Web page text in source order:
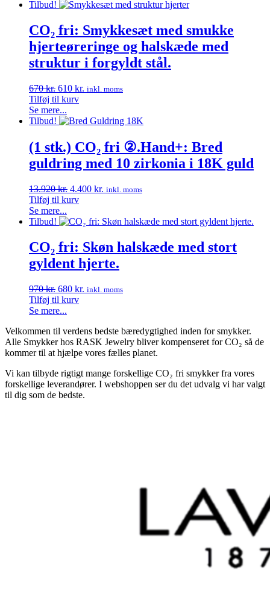
var:
er:
Tilbud!
CO₂ fri: Smykkesæt med smukke
hjerteøreringe og halskæde med
struktur i forgyldt stål.
670kr. Den
oprindelige
pris
var:
610 kr. Den
er:
inkl. moms
Tilføj til kurv
Se mere...
Tilbud!
(1 stk.) CO₂ fri ②.Hand+: Bred
guldring med 10 zirkonia i 18K guld
13.920kr. Den
oprindelige
var:
4.400 kr. Den
er:
inkl. moms
Tilføj til kurv
Se mere...
Tilbud!
CO₂ fri: Skøn halskæde med stort
gyldent hjerte.
970kr. Den
oprindelige
pris
970 kr..
680 kr. Den
680 kr..
inkl. moms
Tilføj til kurv
Se mere...
Velkommen til verdens bedste bæredygtighed inden for smykker.
Alle Smykker hos RASK Jewelry bliver kompenseret for CO₂ så de
kommer til at hjælpe vores fælles planet.
Vi kan tilbyde rigtigt mange forskellige CO₂ fri smykker fra vores
forskellige leverandører. I webshoppen ser du det udvalg vi har valgt
til dig som de bedste.